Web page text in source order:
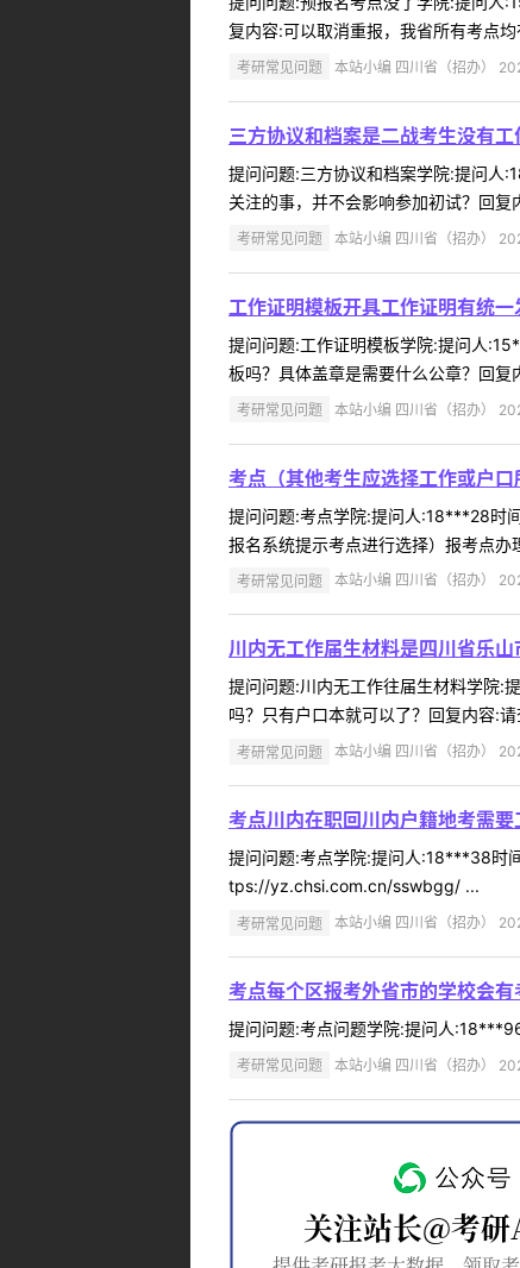
复内容:可以取消重报，我省所有考点
考研常见问题 本站小编 四川省（招办）
三方协议和档案是二战考生没有
提问问题:三方协议和档案学院:提问人
关注的事，并不会影响参加初试？回复
考研常见问题 本站小编 四川省（招办）
工作证明模板开具工作证明有统
提问问题:工作证明模板学院:提问人
板吗？具体盖章是需要什么公章？回
考研常见问题 本站小编 四川省（招办）
考点（其他考生应选择工作或户
提问问题:考点学院:提问人:18***28时
报名系统提示考点进行选择）报考点
考研常见问题 本站小编 四川省（招办）
川内无工作届生材料是四川省乐
提问问题:川内无工作往届生材料学院:
吗？只有户口本就可以了？回复内容:
考研常见问题 本站小编 四川省（招办）
考点川内在职回川内户籍地考需
提问问题:考点学院:提问人:18***38时
tps://yz.chsi.com.cn/sswbgg/ ...
考研常见问题 本站小编 四川省（招办）
考点每个区报考外省市的学校会有
提问问题:考点问题学院:提问人
考研常见问题 本站小编 四川省（招办）